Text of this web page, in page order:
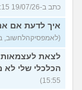
כתב ב-19/07/26 16:15)
איך לדעת אם
(לאמפסיקהלחשוב, בת 21, כתבה ב-19/07/26
לצאת לעצמאות
הכלכלי שלי לא
15:55)